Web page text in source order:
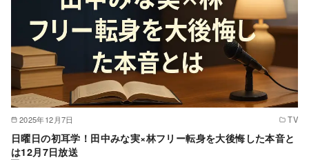
2025年12月7日 TV
日曜日の初耳学！田中みな実×林フリー転身を大後悔した本音と
は12月7日放送